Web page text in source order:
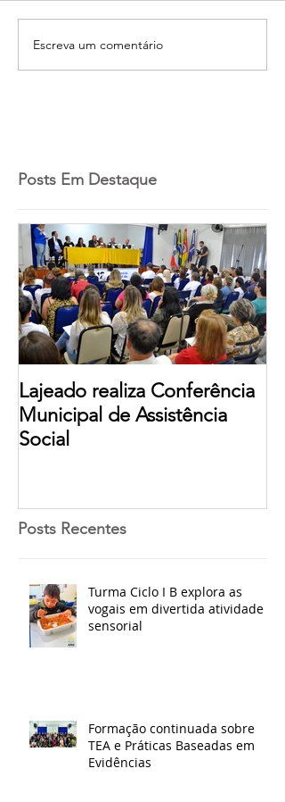
Escreva um comentário
Posts Em Destaque
Lajeado realiza Conferência
Municipal de Assistência
Social
Posts Recentes
Turma Ciclo I B explora as
vogais em divertida atividade
sensorial
Formação continuada sobre
TEA e Práticas Baseadas em
Evidências